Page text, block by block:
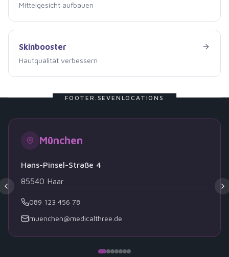
Mittelgesicht aufbauen
Skinbooster
Hautqualität verbessern
Skinbooster
FOOTER.SEVENLOCATIONS
München
Hans-Pinsel-Straße 4
85540 Haar
089 123 456 78
muenchen@medicalthree.de